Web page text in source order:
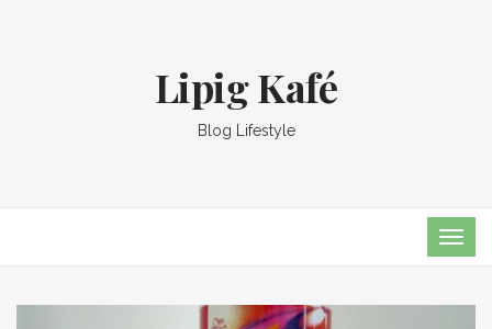
Lipig Kafé
Blog Lifestyle